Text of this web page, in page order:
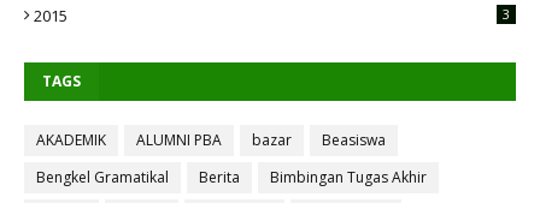
2015 3
TAGS
AKADEMIK ALUMNI PBA bazar
Beasiswa
Bengkel Gramatikal
Berita
Bimbingan Tugas Akhir